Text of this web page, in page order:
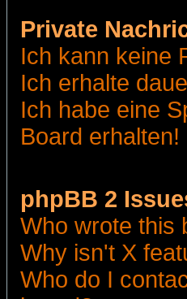
Private
Ich kann keine
Ich erhalte
Ich habe eine
Board erhalten!
phpBB 2
Who wrote this
Why isn't X
Who do I